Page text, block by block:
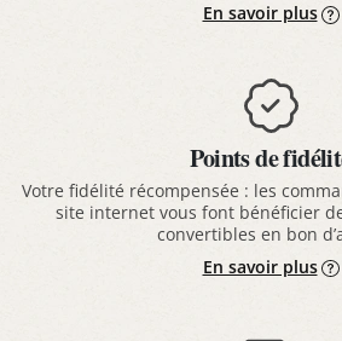
En savoir plus
Points de
Votre fidélité récompensée : les
site internet vous font bénéficier
convertibles en bon
En savoir plus